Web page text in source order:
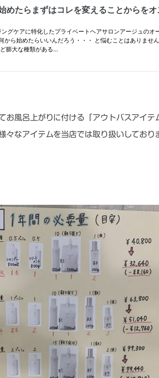
お風呂上がりに付ける「アウトバスアイテ
々なアイテムを当店では取り扱いしており